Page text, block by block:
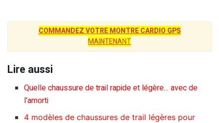
COMMANDEZ VOTRE MONTRE CARDIO GPS
MAINTENANT
Lire aussi
Quelle chaussure de trail rapide et légère… avec de
l’amorti
4 modèles de chaussures de trail légères pour